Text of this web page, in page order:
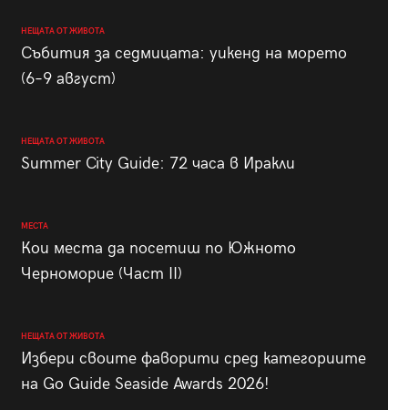
НЕЩАТА ОТ ЖИВОТА
Събития за седмицата: уикенд на морето
(6–9 август)
НЕЩАТА ОТ ЖИВОТА
Summer City Guide: 72 часа в Иракли
МЕСТА
Кои места да посетиш по Южното
Черноморие (Част II)
НЕЩАТА ОТ ЖИВОТА
Избери своите фаворити сред категориите
на Go Guide Seaside Awards 2026!